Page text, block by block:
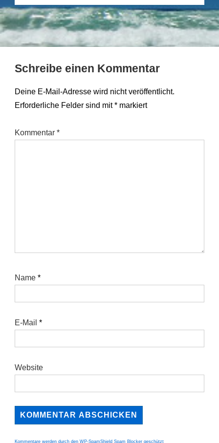
Schreibe einen Kommentar
Deine E-Mail-Adresse wird nicht veröffentlicht.
Erforderliche Felder sind mit* markiert
Kommentar *
Name *
E-Mail *
Website
Kommentare werden durch den WP-SpamShield Spam Blocker geschützt